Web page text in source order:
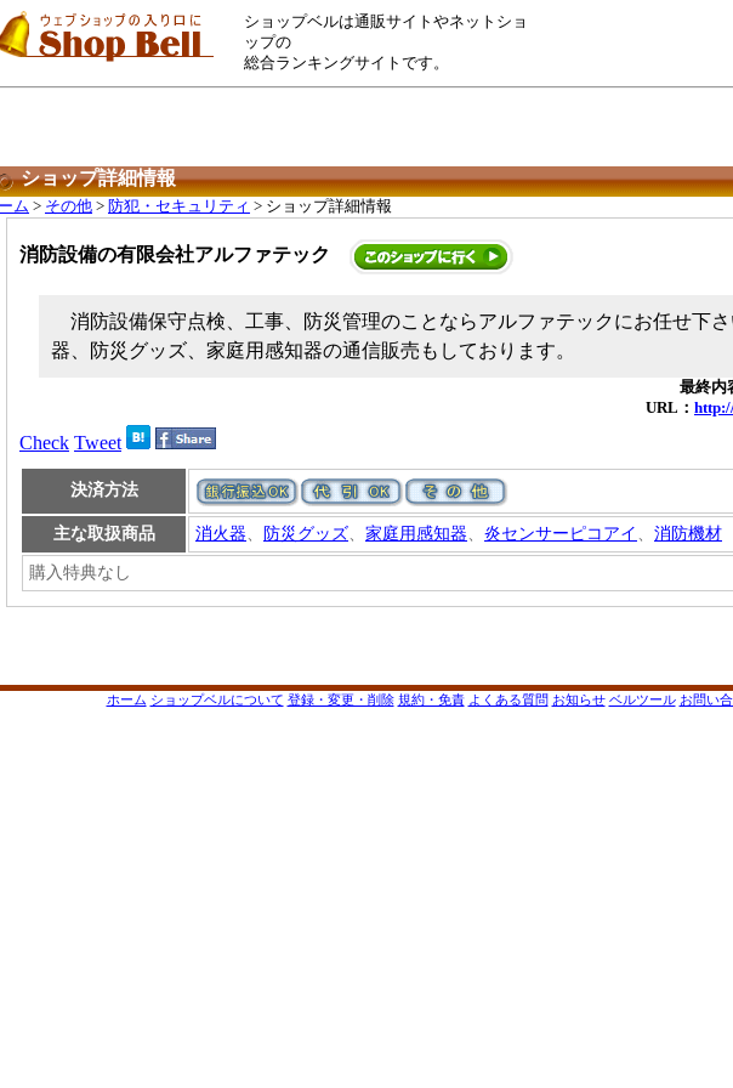
ショップベルは通販サイトやネットショ
ップの
総合ランキングサイトです。
ショップ詳細情報
ム > その他 > 防犯・セキュリティ > ショップ詳細情報
消防設備の有限会社アルファテック
消防設備保守点検、工事、防災管理のことならアルファテックにお任せ下
器、防災グッズ、家庭用感知器の通信販売もしております。
最終内
URL：
Check Tweet
決済方法
主な取扱商品 消火器、 防災グッズ、 家庭用感知器、 炎センサーピコアイ 、 消防機材
購入特典なし
ホーム ショップベルについて 登録・変更・削除 規約・免責 よくある質問 お知らせ ベルツール お問い